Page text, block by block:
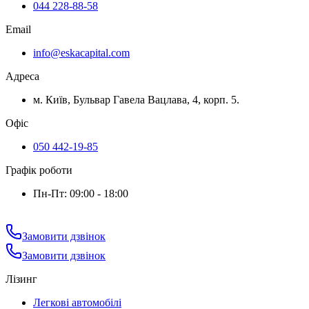
044 228-88-58
Email
info@eskacapital.com
Адреса
м. Київ, Бульвар Гавела Вацлава, 4, корп. 5.
Офіс
050 442-19-85
Графік роботи
Пн-Пт: 09:00 - 18:00
Замовити дзвінок
Замовити дзвінок
Лізинг
Легкові автомобілі